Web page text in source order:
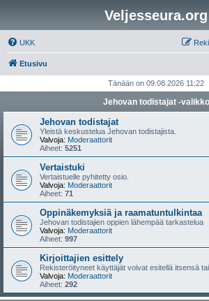
Veljesseura.org
UKK
Etusivu
Tänään on 09.08.2026 11:22
Jehovan todistajat -valikko
Jehovan todistajat
Yleistä keskustelua Jehovan todistajista.
Valvoja: Moderaattorit
Aiheet: 5251
Vertaistuki
Vertaistuelle pyhitetty osio.
Valvoja: Moderaattorit
Aiheet: 71
Oppinäkemyksiä ja raamatuntulkintaa
Jehovan todistajien oppien lähempää tarkastelua
Valvoja: Moderaattorit
Aiheet: 997
Kirjoittajien esittely
Rekisteröityneet käyttäjät voivat esitellä itsensä
Valvoja: Moderaattorit
Aiheet: 292